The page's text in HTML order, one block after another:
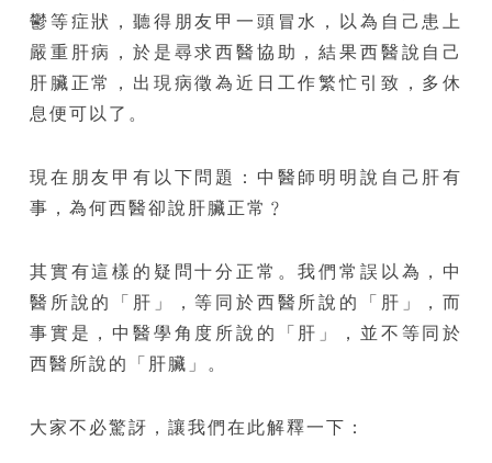
鬱等症狀，聽得朋友甲一頭冒水，以為自己患上
嚴重肝病，於是尋求西醫協助，結果西醫說自己
肝臟正常，出現病徵為近日工作繁忙引致，多休
息便可以了。
現在朋友甲有以下問題：中醫師明明說自己肝有
事，為何西醫卻說肝臟正常﹖
其實有這樣的疑問十分正常。我們常誤以為，中
醫所說的「肝」，等同於西醫所說的「肝」，而
事實是，中醫學角度所說的「肝」，並不等同於
西醫所說的「肝臟」。
大家不必驚訝，讓我們在此解釋一下：